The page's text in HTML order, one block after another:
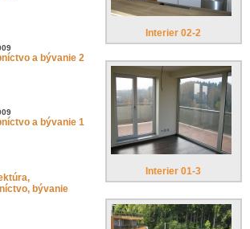
a bývanie 2
a bývanie 1
bývanie
Interier 02-2
Interier 01-3